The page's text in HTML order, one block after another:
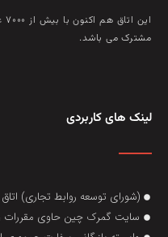
مشترک می باشد.
لینک های کاربردی
(شورای توسعه روابط تجاری) اتاق
سایت گمرک چین حاوی مقررات و